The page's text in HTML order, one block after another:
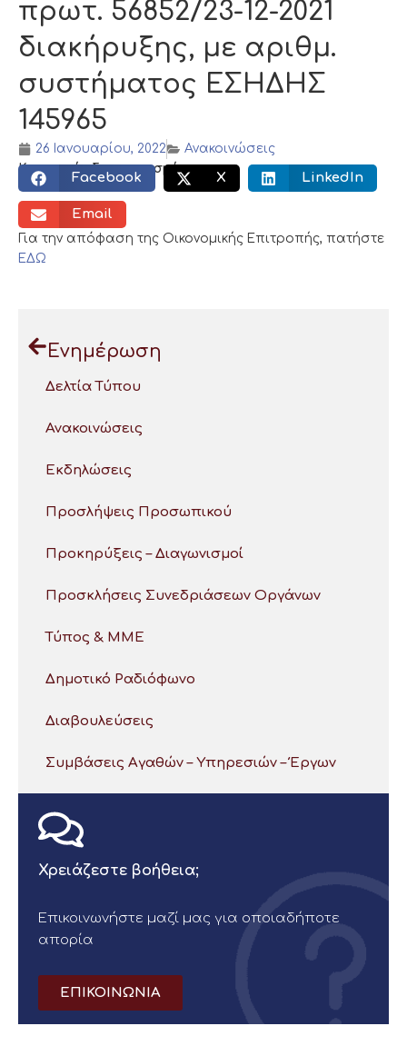
πρωτ. 56852/23-12-2021
διακήρυξης, με αριθμ.
συστήματος ΕΣΗΔΗΣ
145965
26 Ιανουαρίου, 2022
Ανακοινώσεις
Κοινωνικός διαμοιρασμός:
Facebook X LinkedIn
Email
Για την απόφαση της Οικονομικής Επιτροπής, πατήστε
ΕΔΩ
Ενημέρωση
Δελτία Τύπου
Ανακοινώσεις
Εκδηλώσεις
Προσλήψεις Προσωπικού
Προκηρύξεις – Διαγωνισμοί
Προσκλήσεις Συνεδριάσεων Οργάνων
Τύπος & ΜΜΕ
Δημοτικό Ραδιόφωνο
Διαβουλεύσεις
Συμβάσεις Αγαθών – Υπηρεσιών – Έργων
Χρειάζεστε βοήθεια;
Επικοινωνήστε μαζί μας για οποιαδήποτε
απορία
ΕΠΙΚΟΙΝΩΝΙΑ